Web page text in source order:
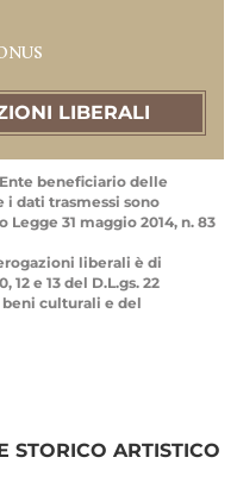
LIBERALI
beneficiario delle
dati trasmessi sono
Legge 31 maggio 2014, n. 83
liberali è di
e 13 del D.L.gs. 22
beni culturali e del
STORICO ARTISTICO